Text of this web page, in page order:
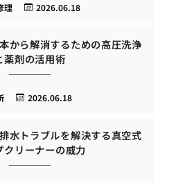
2026.06.18
理
から解消するための高圧洗浄
薬剤の活用術
2026.06.18
水トラブルを解決する真空式
クリーナーの威力